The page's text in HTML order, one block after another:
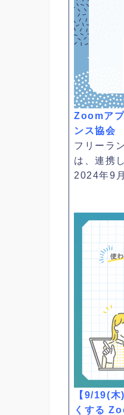
Zoomア
ンス協会
フリーラ
は、連携
2024年9
【9/19(
くする